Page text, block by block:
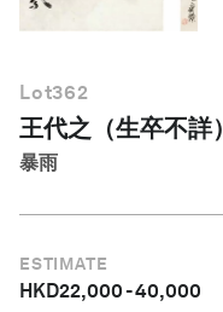
Lot362
王代之（生卒不詳）
暴雨
ESTIMATE
HKD22,000-40,000